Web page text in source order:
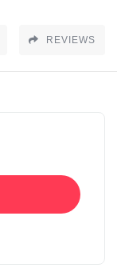
REVIEWS